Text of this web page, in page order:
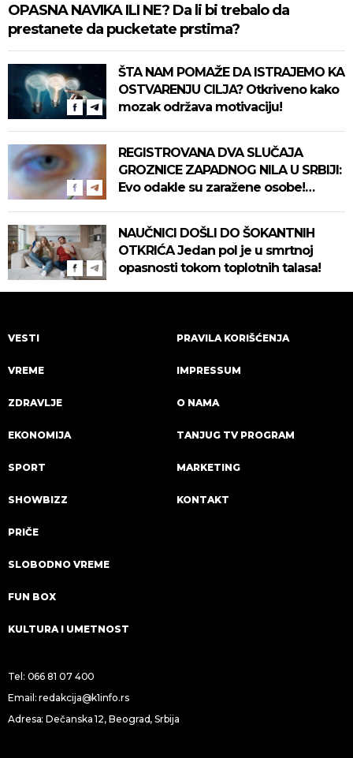
OPASNA NAVIKA ILI NE? Da li bi trebalo da
prestanete da pucketate prstima?
ŠTA NAM POMAŽE DA ISTRAJEMO KA
OSTVARENJU CILJA? Otkriveno kako
mozak održava motivaciju!
REGISTROVANA DVA SLUČAJA
GROZNICE ZAPADNOG NILA U SRBIJI:
Evo odakle su zaražene osobe!
NAUČNICI DOŠLI DO ŠOKANTNIH
OTKRIĆA Jedan pol je u smrtnoj
opasnosti tokom toplotnih talasa!
VESTI
VREME
ZDRAVLJE
EKONOMIJA
SPORT
SHOWBIZZ
PRIČE
SLOBODNO VREME
FUN BOX
KULTURA I UMETNOST
PRAVILA KORIŠĆENJA
IMPRESSUM
O NAMA
TANJUG TV PROGRAM
MARKETING
KONTAKT
Tel: 066 81 07 400
Email:redakcija@k1info.rs
Adresa: Dečanska 12, Beograd, Srbija